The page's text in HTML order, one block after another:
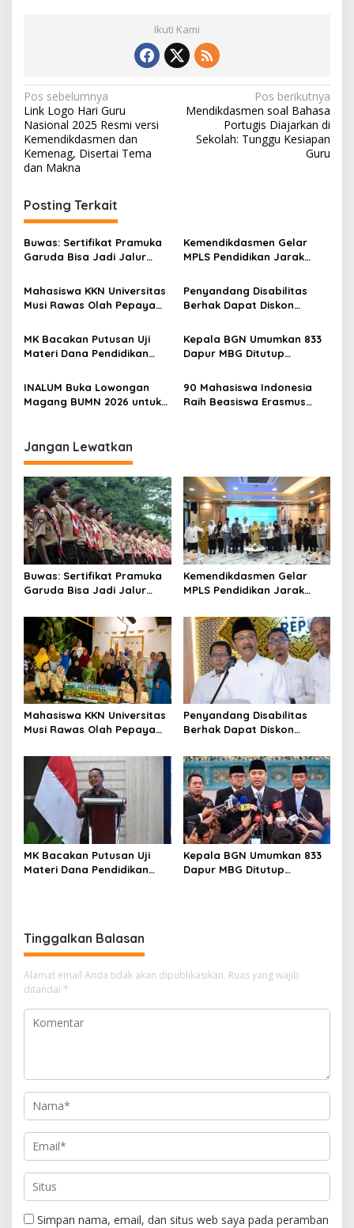
Ikuti Kami
N
a
v
i
a
s
i
o
Pos sebelumnya
Link Logo Hari Guru
Nasional 2025 Resmi versi
Kemendikdasmen dan
Kemenag, Disertai Tema
dan Makna
Pos berikutnya
Mendikdasmen soal Bahasa
Portugis Diajarkan di
Sekolah: Tunggu Kesiapan
Guru
Posting Terkait
Buwas: Sertifikat Pramuka
Garuda Bisa Jadi Jalur
dan Perguruan Tinggi
Kemendikdasmen Gelar
MPLS Pendidikan Jarak
Kemandirian Belajar
Mahasiswa KKN Universitas
Musi Rawas Olah Pepaya
Jual Tinggi, Dorong UMKM
Desa Air Satan
Penyandang Disabilitas
Berhak Dapat Diskon
Biaya Sekolah dan Kuliah
MK Bacakan Putusan Uji
Materi Dana Pendidikan
Kemendikdasmen Tunggu
Implikasi Putusan
Kepala BGN Umumkan 833
Dapur MBG Ditutup
Operasional
INALUM Buka Lowongan
Magang BUMN 2026 untuk
90 Mahasiswa Indonesia
Raih Beasiswa Erasmus
Jangan Lewatkan
Buwas: Sertifikat Pramuka
Garuda Bisa Jadi Jalur
dan Perguruan Tinggi
Kemendikdasmen Gelar
MPLS Pendidikan Jarak
Kemandirian Belajar
Mahasiswa KKN Universitas
Musi Rawas Olah Pepaya
Jual Tinggi, Dorong UMKM
Desa Air Satan
Penyandang Disabilitas
Berhak Dapat Diskon
Biaya Sekolah dan Kuliah
MK Bacakan Putusan Uji
Materi Dana Pendidikan
Kepala BGN Umumkan 833
Dapur MBG Ditutup
Tinggalkan Balasan
Alamat email Anda tidak akan dipublikasikan. Ruas yang wajib
ditandai *
Simpan nama, email, dan situs web saya pada peramban